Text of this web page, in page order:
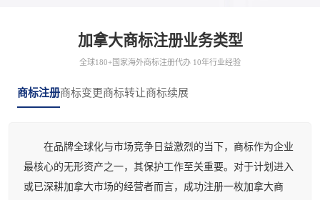
加拿大商标注册业务类型
全球180+国家海外商标注册代办 10年行业经验
商标注册商标变更商标转让商标续展
在品牌全球化与市场竞争日益激烈的当下，商标作为企业
最核心的无形资产之一，其保护工作至关重要。对于计划进入
或已深耕加拿大市场的经营者而言，成功注册一枚加拿大商